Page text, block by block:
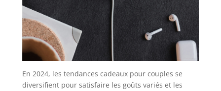
En 2024, les tendances cadeaux pour couples se
diversifient pour satisfaire les goûts variés et les